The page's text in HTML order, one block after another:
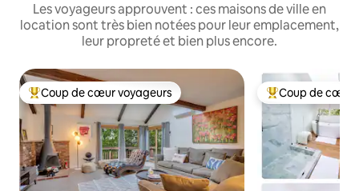
Les voyageurs approuvent : ces maisons de ville en
location sont très bien notées pour leur emplacement,
leur propreté et bien plus encore.
Coups de cœur voyageurs les plus appréciés
Coup de cœur voyageurs Coups de cœur
Coup de cœur